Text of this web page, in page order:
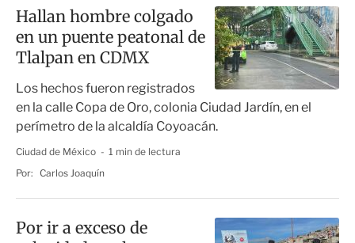
Hallan hombre colgado
en un puente peatonal de
Tlalpan en CDMX
Los hechos fueron registrados
en la calle Copa de Oro, colonia Ciudad Jardín, en el
perímetro de la alcaldía Coyoacán.
Ciudad de México
1 min de lectura
Por: Carlos Joaquín
Por ir a exceso de